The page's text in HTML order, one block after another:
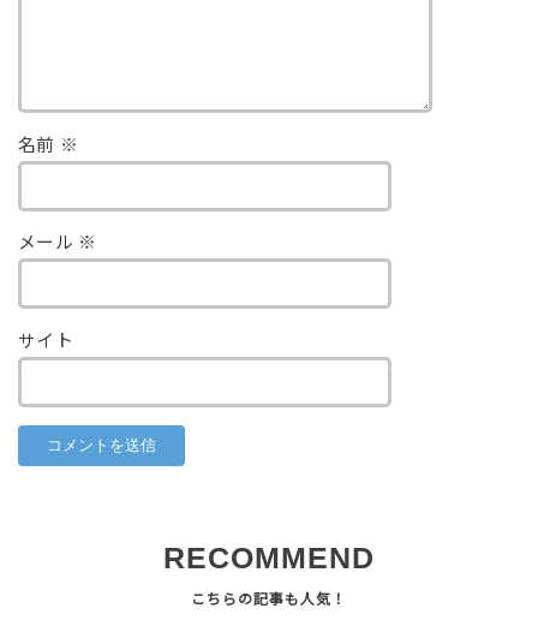
名前 ※
メール ※
サイト
RECOMMEND